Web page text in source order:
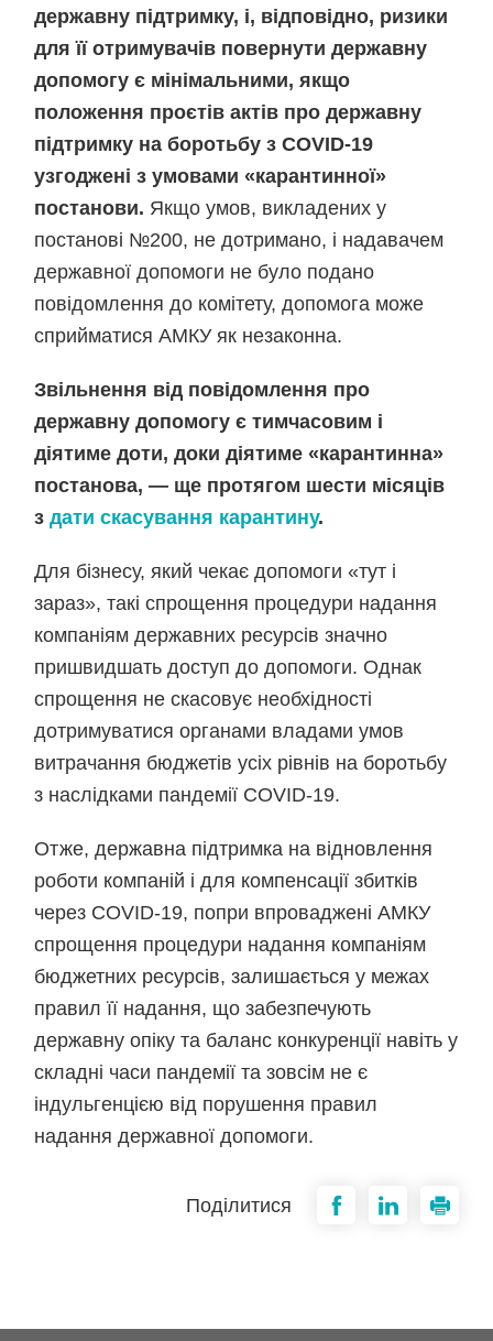
державну підтримку, і, відповідно, ризики
для її отримувачів повернути державну
допомогу є мінімальними, якщо
положення проєтів актів про державну
підтримку на боротьбу з COVID-19
узгоджені з умовами «карантинної»
постанови. Якщо умов, викладених у
постанові №200, не дотримано, і надавачем
державної допомоги не було подано
повідомлення до комітету, допомога може
сприйматися АМКУ як незаконна.
Звільнення від повідомлення про
державну допомогу є тимчасовим і
діятиме доти, доки діятиме «карантинна»
постанова, — ще протягом шести місяців
здати скасування карантину.
Для бізнесу, який чекає допомоги «тут і
зараз», такі спрощення процедури надання
компаніям державних ресурсів значно
пришвидшать доступ до допомоги. Однак
спрощення не скасовує необхідності
дотримуватися органами владами умов
витрачання бюджетів усіх рівнів на боротьбу
з наслідками пандемії COVID-19.
Отже, державна підтримка на відновлення
роботи компаній і для компенсації збитків
через COVID-19, попри впроваджені АМКУ
спрощення процедури надання компаніям
бюджетних ресурсів, залишається у межах
правил її надання, що забезпечують
державну опіку та баланс конкуренції навіть у
складні часи пандемії та зовсім не є
індульгенцією від порушення правил
надання державної допомоги.
Поділитися